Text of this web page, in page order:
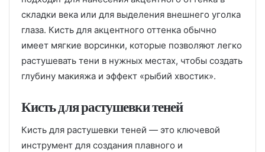
складки века или для выделения внешнего уголка
глаза. Кисть для акцентного оттенка обычно
имеет мягкие ворсинки, которые позволяют легко
растушевать тени в нужных местах, чтобы создать
глубину макияжа и эффект «рыбий хвостик».
Кисть для растушевки теней
Кисть для растушевки теней — это ключевой
инструмент для создания плавного и